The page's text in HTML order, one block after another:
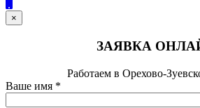
×
ЗАЯВКА
Работаем в Орехово-
Ваше имя *